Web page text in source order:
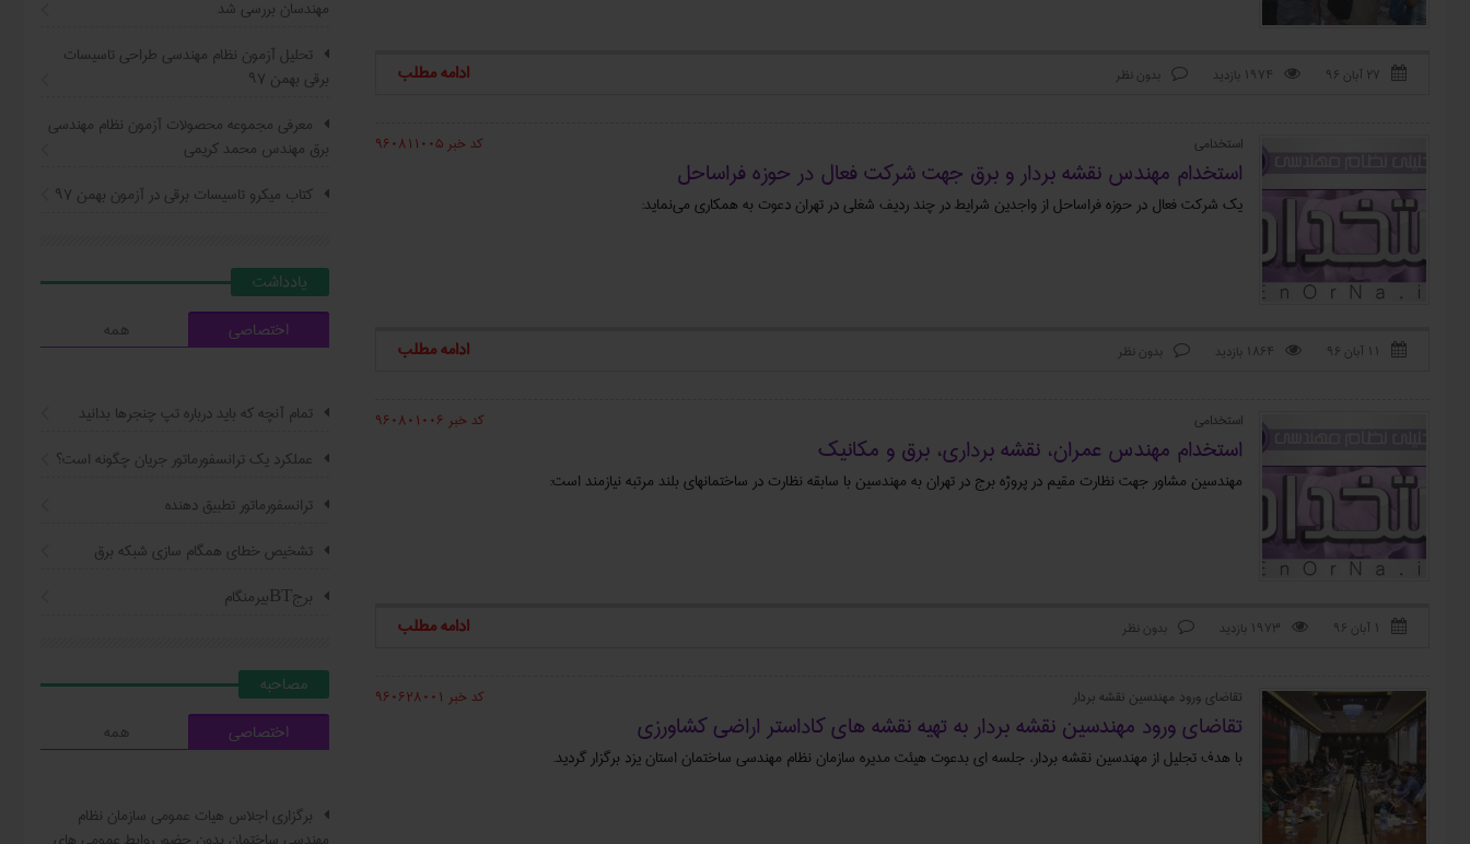
 ۲۷ آبان ۹۶  1974 بازدید  بدون نظر ادامه مطلب
استخدامی کد خبر 960811005
استخدام مهندس نقشه بردار و برق جهت شرکت فعال در حوزه فراساحل
یک شرکت فعال در حوزه فراساحل از واجدین شرایط در چند ردیف شغلی در تهران دعوت به همکاری می‌نماید:
 ۱۱ آبان ۹۶  1864 بازدید  بدون نظر ادامه مطلب
استخدامی کد خبر 960801006
استخدام مهندس عمران، نقشه برداری، برق و مکانیک
مهندسین مشاور جهت نظارت مقیم در پروژه برج در تهران به مهندسین با سابقه نظارت در ساختمانهای بلند مرتبه نیازمند است:
 ۱ آبان ۹۶  1973 بازدید  بدون نظر ادامه مطلب
تقاضای ورود مهندسین نقشه بردار کد خبر 960628001
تقاضای ورود مهندسین نقشه بردار به تهیه نقشه های کاداستر اراضی کشاورزی
با هدف تجلیل از مهندسین نقشه بردار، جلسه ای بدعوت هیئت مدیره سازمان نظام مهندسی ساختمان استان یزد برگزار گردید.
مهندسان بررسی شد
تحلیل آزمون نظام مهندسی طراحی تاسیسات
برقی بهمن ۹۷
معرفی مجموعه محصولات آزمون نظام مهندسی
برق مهندس محمد کریمی
کتاب ميکرو تاسيسات برقي در آزمون بهمن ۹۷
يادداشت
اختصاصی
همه
تمام آنچه که باید درباره تپ چنجرها بدانید
عملکرد یک ترانسفورماتور جریان چگونه است؟
ترانسفورماتور تطبیق دهنده
تشخیص خطای همگام سازی شبکه برق
برجBTبیرمنگام
مصاحبه
اختصاصی
همه
برگزاری اجلاس هیات عمومی سازمان نظام